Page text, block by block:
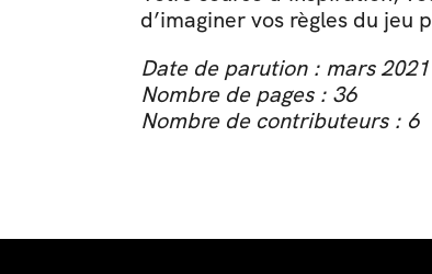
d’imaginer vos règles du jeu
Date de parution : mars 2021
Nombre de pages : 36
Nombre de contributeurs : 6